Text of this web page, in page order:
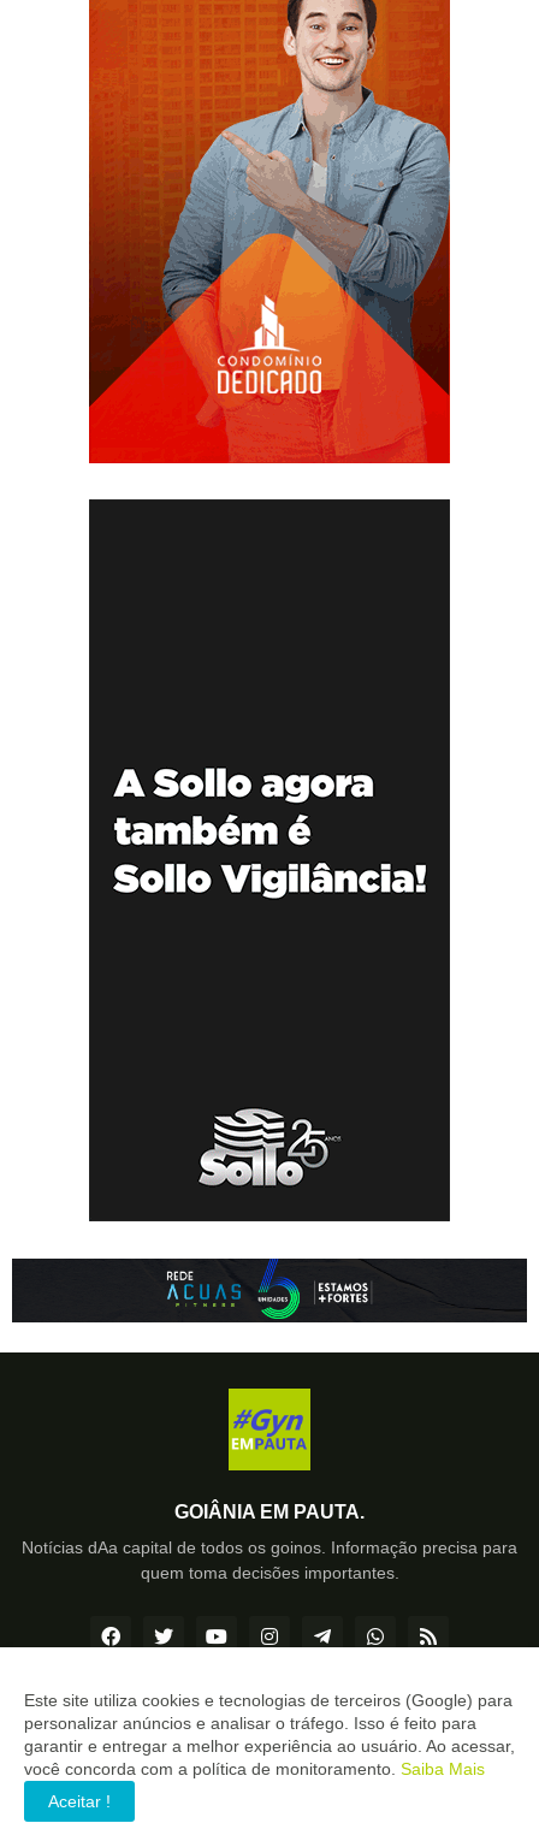
GOIÂNIA EM PAUTA.
Notícias dAa capital de todos os goinos. Informação precisa para
quem toma decisões importantes.
Copyright ©2026Goiânia EM PAUTA
INÍCIO SOBRE CONTATO LGPD
EXPEDIENTE
Este site utiliza cookies e tecnologias de terceiros (Google) para
personalizar anúncios e analisar o tráfego. Isso é feito para
garantir e entregar a melhor experiência ao usuário. Ao acessar,
você concorda com a política de monitoramento. Saiba Mais
Aceitar !